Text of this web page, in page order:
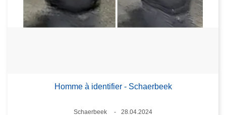
Homme à identifier - Schaerbeek
Lieux
Schaerbeek
28.04.2024